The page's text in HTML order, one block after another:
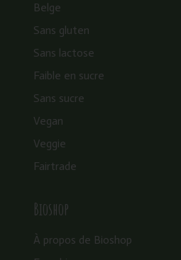
Belge
Sans gluten
Sans lactose
Faible en sucre
Sans sucre
Vegan
Veggie
Fairtrade
Bioshop
À propos de Bioshop